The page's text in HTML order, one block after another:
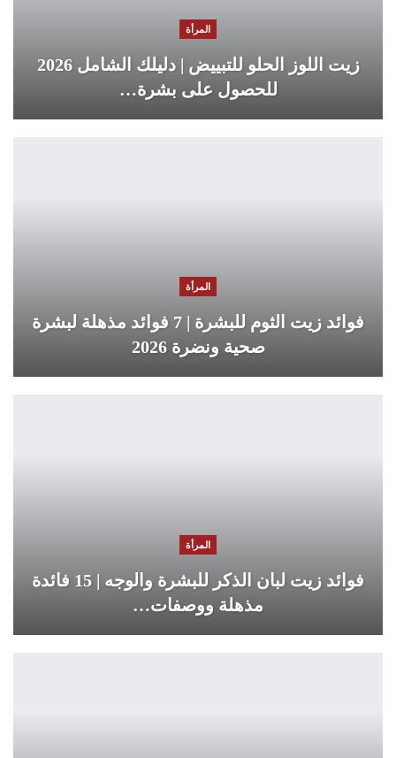
المرأة
زيت اللوز الحلو للتبييض | دليلك الشامل 2026
للحصول على بشرة…
المرأة
فوائد زيت الثوم للبشرة | 7 فوائد مذهلة لبشرة
صحية ونضرة 2026
المرأة
فوائد زيت لبان الذكر للبشرة والوجه | 15 فائدة
مذهلة ووصفات…